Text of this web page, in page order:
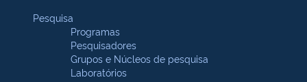
Pesquisa
Programas
Pesquisadores
Grupos e Núcleos de pesquisa
Laboratórios